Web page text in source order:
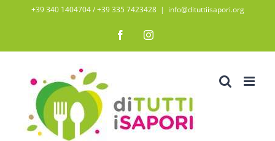
contenuto
+39 340 1404704 / ‭+39 335 7423428‬ | info@dituttiisapori.org
FacebookInstagram